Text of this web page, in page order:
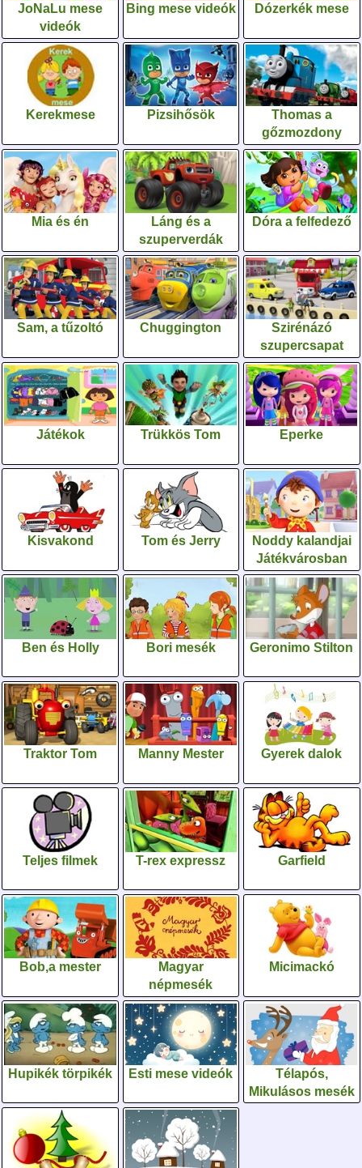
JoNaLu mese
videók
Bing mese videók Dózerkék mese
Kerekmese Pizsihősök
Thomas a
gőzmozdony
Mia és én
Láng és a
szuperverdák
Dóra a felfedező
Sam, a tűzoltó Chuggington
Szirénázó
szupercsapat
Játékok Trükkös Tom Eperke
Kisvakond Tom és Jerry
Noddy kalandjai
Játékvárosban
Ben és Holly Bori mesék Geronimo Stilton
Traktor Tom Manny Mester Gyerek dalok
Teljes filmek T-rex expressz Garfield
Bob,a mester
Magyar
népmesék
Micimackó
Hupikék törpikék Esti mese videók
Télapós,
Mikulásos mesék